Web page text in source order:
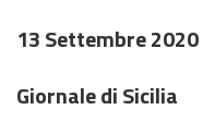
13 Settembre 2020
Giornale di Sicilia